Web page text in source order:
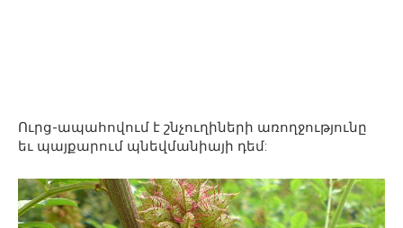
Ուրց-ապահովում է շնչուղիների առողջությունը
եւ պայքարում պնեվմանիայի դեմ: